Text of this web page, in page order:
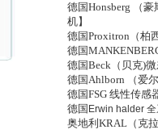
德国Honsberg （
机】
德国Proxitron（柏
德国
德国Beck（贝克)
德国Ahlborn （爱
德国FSG 线性传感
德国 Erwin halder
奥地利KRAL（克